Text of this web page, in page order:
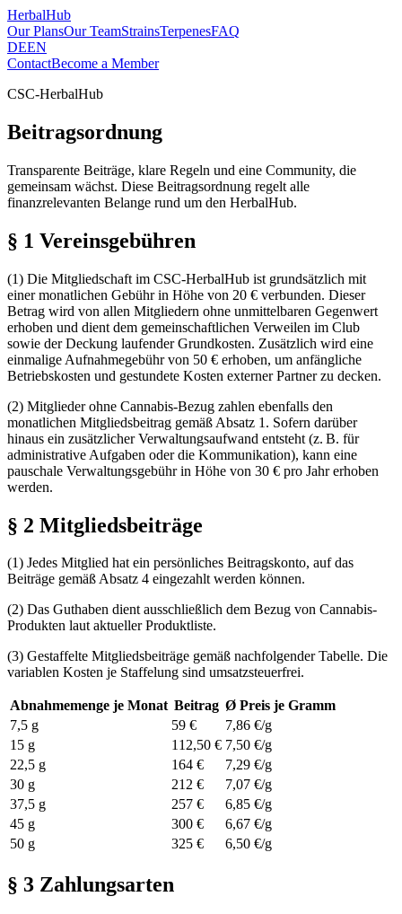
HerbalHub
Our PlansOur TeamStrainsTerpenesFAQ
DEEN
ContactBecome a Member
CSC-HerbalHub
Beitragsordnung
Transparente Beiträge, klare Regeln und eine Community, die
gemeinsam wächst. Diese Beitragsordnung regelt alle
finanzrelevanten Belange rund um den HerbalHub.
§ 1 Vereinsgebühren
(1) Die Mitgliedschaft im CSC-HerbalHub ist grundsätzlich mit
einer monatlichen Gebühr in Höhe von 20 € verbunden. Dieser
Betrag wird von allen Mitgliedern ohne unmittelbaren Gegenwert
erhoben und dient dem gemeinschaftlichen Verweilen im Club
sowie der Deckung laufender Grundkosten. Zusätzlich wird eine
einmalige Aufnahmegebühr von 50 € erhoben, um anfängliche
Betriebskosten und gestundete Kosten externer Partner zu decken.
(2) Mitglieder ohne Cannabis-Bezug zahlen ebenfalls den
monatlichen Mitgliedsbeitrag gemäß Absatz 1. Sofern darüber
hinaus ein zusätzlicher Verwaltungsaufwand entsteht (z. B. für
administrative Aufgaben oder die Kommunikation), kann eine
pauschale Verwaltungsgebühr in Höhe von 30 € pro Jahr erhoben
werden.
§ 2 Mitgliedsbeiträge
(1) Jedes Mitglied hat ein persönliches Beitragskonto, auf das
Beiträge gemäß Absatz 4 eingezahlt werden können.
(2) Das Guthaben dient ausschließlich dem Bezug von Cannabis-
Produkten laut aktueller Produktliste.
(3) Gestaffelte Mitgliedsbeiträge gemäß nachfolgender Tabelle. Die
variablen Kosten je Staffelung sind umsatzsteuerfrei.
Abnahmemenge je Monat Beitrag Ø Preis je Gramm
7,5 g
59 €
7,86 €/g
15 g
112,50 € 7,50 €/g
22,5 g
164 €
7,29 €/g
30 g
212 €
7,07 €/g
37,5 g
257 €
6,85 €/g
45 g
300 €
6,67 €/g
50 g
325 € 6,50 €/g
§ 3 Zahlungsarten